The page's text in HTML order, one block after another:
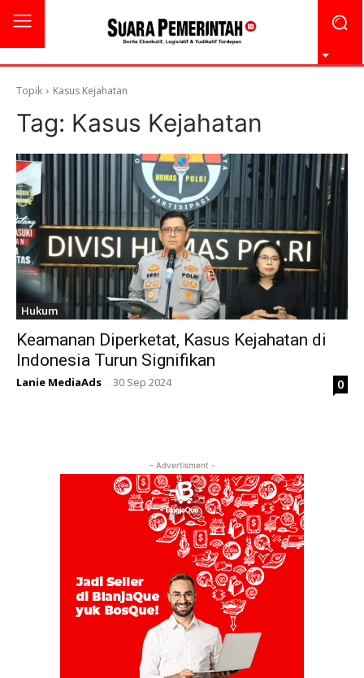
Topik Kasus Kejahatan
Tag: Kasus Kejahatan
Hukum
Keamanan Diperketat, Kasus Kejahatan di
Indonesia Turun Signifikan
Lanie MediaAds - 30 Sep 2024 0
- Advertisment -